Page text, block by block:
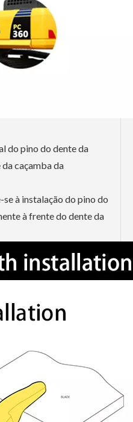
do pino do dente da
caçamba da
à instalação do pino do
à frente do dente da